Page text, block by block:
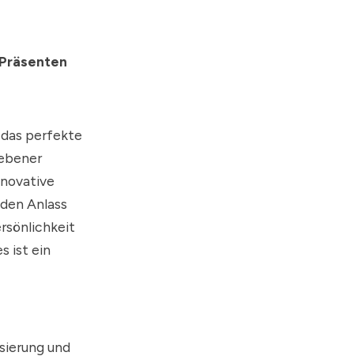
perfekte
Anlass
ist ein
und